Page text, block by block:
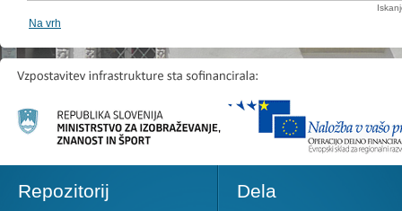
Na vrh
Repozitorij Dela